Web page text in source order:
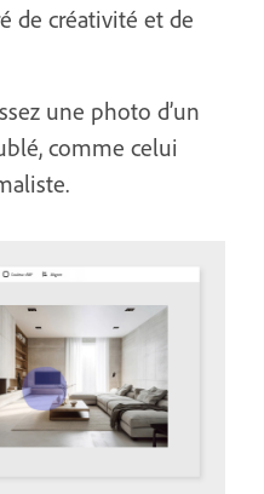
de créativité et de
une photo d’un
comme celui